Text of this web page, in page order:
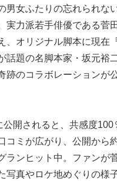
男女ふたりの忘れられな
実力派若手俳優である菅
、オリジナル脚本に現在
話題の名脚本家・坂元裕
跡のコラボレーションが
公開されると、共感度
コミが広がり、公開から
ランヒット中。ファンが
写真やロケ地めぐりの様